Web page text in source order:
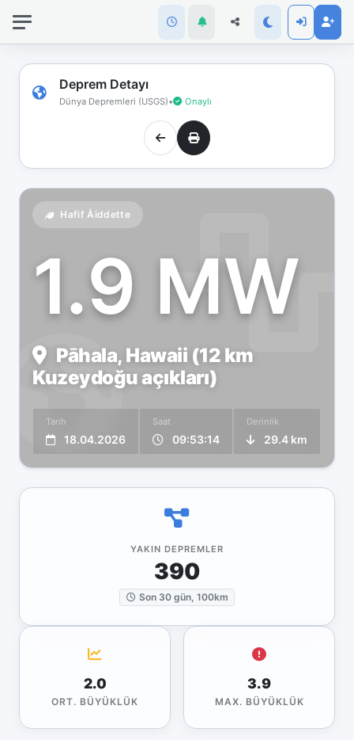
Deprem Detayı
Dünya Depremleri (USGS)• Onaylı
Hafif Åiddette
1.9 MW
Pāhala, Hawaii (12 km
Kuzeydoğu açıkları)
Tarih
18.04.2026
Saat
09:53:14
Derinlik
29.4 km
YAKIN DEPREMLER
390
Son 30 gün, 100km
2.0
ORT. BÜYÜKLÜK
3.9
MAX. BÜYÜKLÜK
bağlantınız
koptu!
Çevrimdışı
moddasınız.